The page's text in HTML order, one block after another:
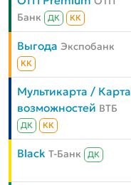
Банк
ДК КК
Выгода Экспобанк
КК
Мультикарта / Карта
возможностей ВТБ
ДК КК
Black Т-Банк ДК